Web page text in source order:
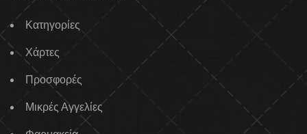
Κατηγορίες
Χάρτες
Προσφορές
Μικρές Αγγελίες